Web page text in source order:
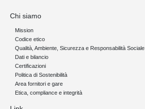
Chi siamo
Mission
Codice etico
Qualità, Ambiente, Sicurezza e Responsabilità Sociale
Dati e bilancio
Certificazioni
Politica di Sostenibilità
Area fornitori e gare
Etica, compliance e integrità